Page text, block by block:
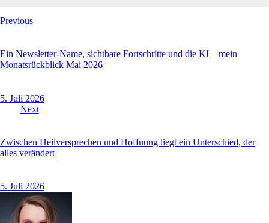
Previous
Ein Newsletter-Name, sichtbare Fortschritte und die KI – mein
Monatsrückblick Mai 2026
5. Juli 2026
Next
Zwischen Heilversprechen und Hoffnung liegt ein Unterschied, der
alles verändert
5. Juli 2026